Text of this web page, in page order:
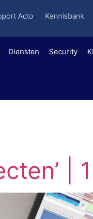
Acto Kennisbank
Diensten Security
|